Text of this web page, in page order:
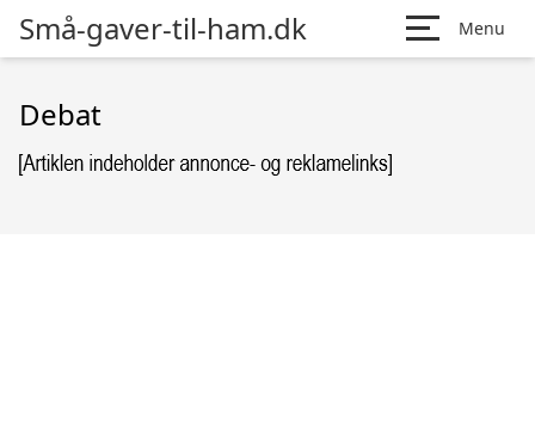
Små-gaver-til-ham.dk Menu
Debat